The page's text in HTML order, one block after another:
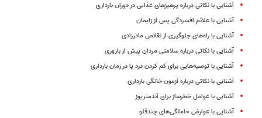
آشنایی با نکاتی درباره پرهیزهای غذایی در دوران بارداری
آشنایی با علائم افسردگی پس از زایمان
آشنایی با راه‌های جلوگیری از نقائص مادرزادی
آشنایی با نکاتی درباره سلامتی مردان پیش از باروری
آشنایی با توصیه‌هایی برای کم کردن درد پا در زمان بارداری
آشنایی با نکاتی درباره آزمون خانگی بارداری
آشنایی با عوامل خطرساز برای آندمتریوز
آشنایی با عوارض حاملگی‌های چندقلو